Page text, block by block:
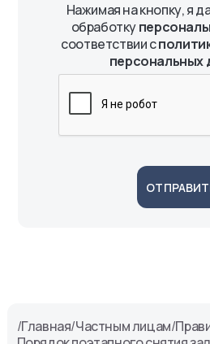
Нажимая на кнопку, я
обработку
соответствии с
персональных
/Главная/Частным лицам/